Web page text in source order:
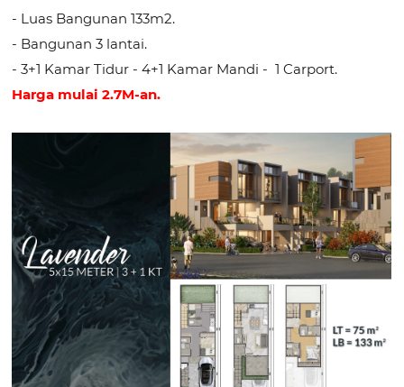
- Luas Bangunan 133m2.
- Bangunan 3 lantai.
- 3+1 Kamar Tidur - 4+1 Kamar Mandi - 1 Carport.
Harga mulai 2.7M-an.